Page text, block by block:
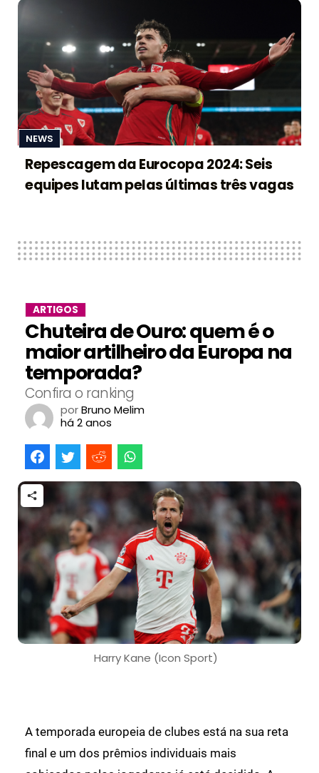
NEWS
Repescagem da Eurocopa 2024: Seis
equipes lutam pelas últimas três vagas
ARTIGOS
Chuteira de Ouro: quem é o
maior artilheiro da Europa na
temporada?
Confira o ranking
porBruno Melim
há 2 anos
Harry Kane (Icon Sport)
A temporada europeia de clubes está na sua reta
final e um dos prêmios individuais mais